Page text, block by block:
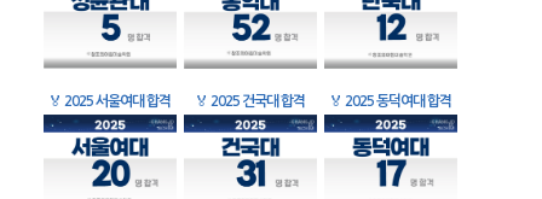
🏅 2025 서울여대 합격 🏅 2025 건국대 합격 🏅 2025 동덕여대 합격